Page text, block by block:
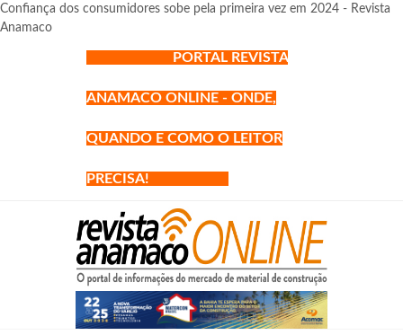
Confiança dos consumidores sobe pela primeira vez em 2024 - Revista
Anamaco
PORTAL REVISTA
ANAMACO ONLINE - ONDE,
QUANDO E COMO O LEITOR
PRECISA!